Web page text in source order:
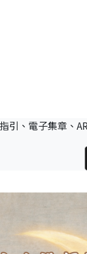
引、電子集章、